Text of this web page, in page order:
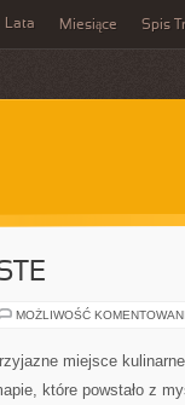
Lata Miesiące Spis
MOŻLIWOŚĆ
miejsce
które powstało z